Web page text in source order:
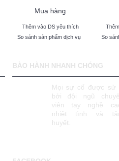
Mua hàng
Thêm vào DS yêu thích
So sánh sản phẩm dịch vụ
So
BÀO HÀNH NHANH CHÓNG
Mọi sự cố được sử
bởi đội ngũ
viên tay nghề
nhiệt tình và
huyết.